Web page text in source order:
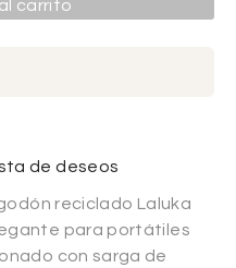
carrito
de deseos
reciclado Laluka
para portátiles
con sarga de